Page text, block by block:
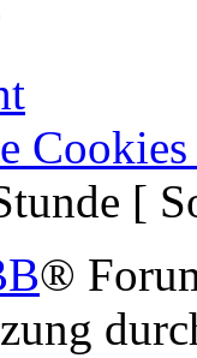
Cookies
[
®